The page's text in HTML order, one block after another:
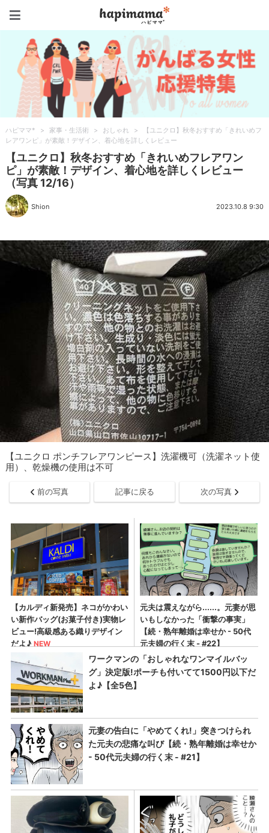
ハピママ* > 家事・生活術 > おしゃれ >
【ユニクロ】秋冬おすすめ「きれいめフ
レアワンピ」が素敵！デザイン、着心地を詳しくレビュー
【ユニクロ】秋冬おすすめ「きれいめフレアワン
ピ」が素敵！デザイン、着心地を詳しくレビュー
（写真 12/16）
Shion 2023.10.8 9:30
【ユニクロ ポンチフレアワンピース】洗濯機可（洗濯ネット使
用）、乾燥機の使用は不可
前の写真 記事に戻る 次の写真